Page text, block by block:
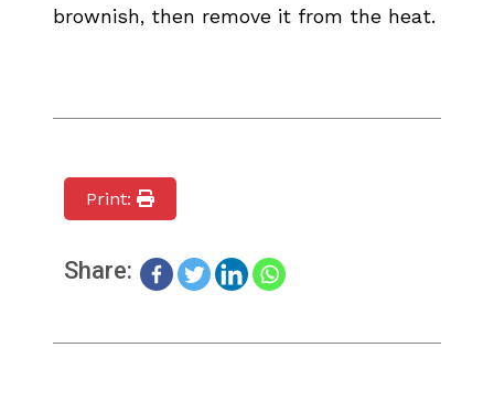
brownish, then remove it from the heat.
Print:
Share: